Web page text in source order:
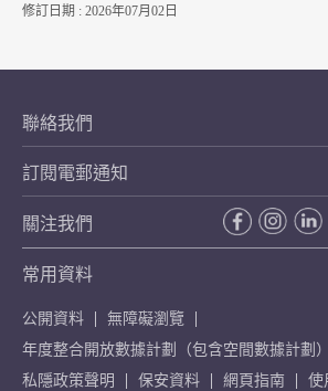
修訂日期 : 2026年07月02日
聯絡我們
訂閱電郵通知
關注我們
常用資料
公開資料
無障礙瀏覽
年度整合開放數據計劃（包含空間數據計劃）
私隱政策聲明
保安資料 網頁指南 使